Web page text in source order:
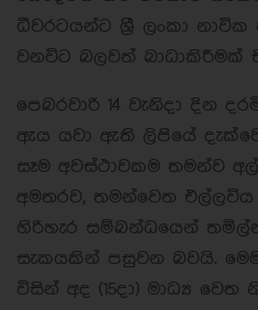
ධීවරටයන්ට ශ්‍රී ලංකා
වනවිට බලවත් බාධාකිරීමක්
පෙබරවාරි 14 වැනිදා දින
ඇය යවා ඇති ලිපියේ
සෑම අවස්ථාවකම තමන්ව
අමතරව, තමන්වෙත එල්ලවිය
හිරිහැර සම්බන්ධයෙන්
සැකයකින් පසුවන බවයි.
විසින් අද (15දා) මාධ්‍ය